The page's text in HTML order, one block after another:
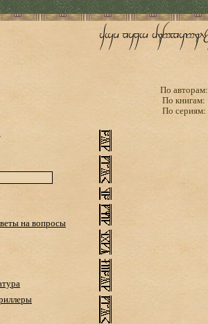
По авторам:
По книгам:
По сериям:
на вопросы